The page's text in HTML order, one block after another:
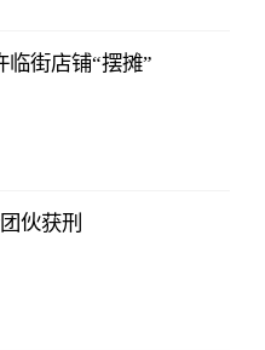
临街店铺“摆摊”
伙获刑